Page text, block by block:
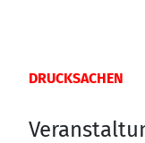
DRUCKSACHEN